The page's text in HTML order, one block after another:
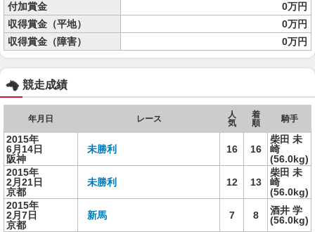
付加賞金
0万円
収得賞金（平地）
0万円
収得賞金（障害）
0万円
競走成績
年月日 レース
人
気
着
順
騎手
2015年
6月14日
阪神
未勝利 16 16
柴田 未
崎
(56.0kg)
2015年
2月21日
京都
未勝利 12 13
柴田 未
崎
(56.0kg)
2015年
2月7日
京都
新馬 7 8
酒井 学
(56.0kg)